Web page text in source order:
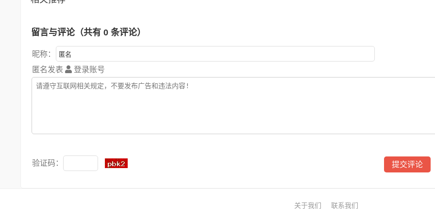
留言与评论（共有 0 条评论）
昵称：
匿名发表
登录账号
验证码：
关于我们 联系我们